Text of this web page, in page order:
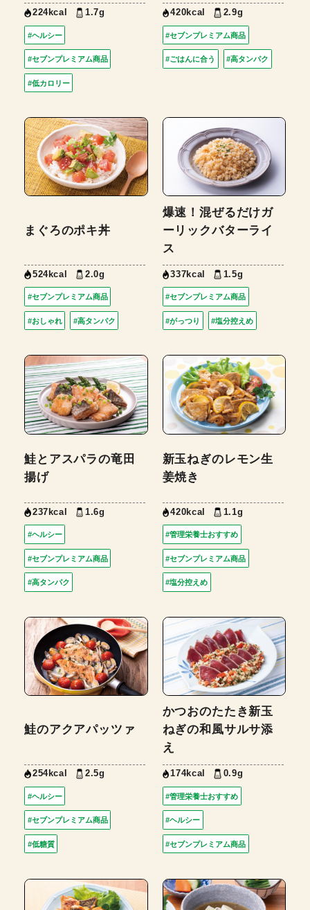
224kcal 1.7g
#ヘルシー
#セブンプレミアム商品
#低カロリー
420kcal 2.9g
#セブンプレミアム商品
#ごはんに合う #高タンパク
まぐろのポキ丼
524kcal 2.0g
#セブンプレミアム商品
#おしゃれ #高タンパク
爆速！混ぜるだけガ
ーリックバターライ
ス
337kcal 1.5g
#セブンプレミアム商品
#がっつり #塩分控えめ
鮭とアスパラの竜田
揚げ
237kcal 1.6g
#ヘルシー
#セブンプレミアム商品
#高タンパク
新玉ねぎのレモン生
姜焼き
420kcal 1.1g
#管理栄養士おすすめ
#セブンプレミアム商品
#塩分控えめ
鮭のアクアパッツァ
254kcal 2.5g
#ヘルシー
#セブンプレミアム商品
#低糖質
かつおのたたき新玉
ねぎの和風サルサ添
え
174kcal 0.9g
#管理栄養士おすすめ
#ヘルシー
#セブンプレミアム商品